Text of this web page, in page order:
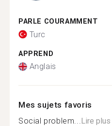
PARLE COURAMMENT
Turc
APPREND
Anglais
Mes sujets favoris
Social problem...Lire plus